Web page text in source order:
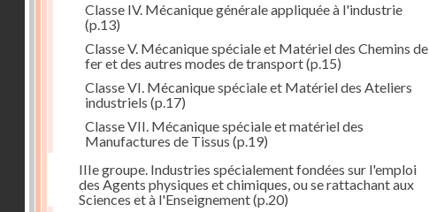
Classe IV. Mécanique générale appliquée à l'industrie
(p.13)
Classe V. Mécanique spéciale et Matériel des Chemins de
fer et des autres modes de transport(p.15)
Classe VI. Mécanique spéciale et Matériel des Ateliers
industriels (p.17)
Classe VII. Mécanique spéciale et matériel des
Manufactures de Tissus (p.19)
IIIe groupe. Industries spécialement fondées sur l'emploi
des Agents physiques et chimiques, ou se rattachant aux
Sciences et à l'Enseignement(p.20)